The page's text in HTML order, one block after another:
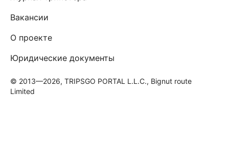
Вакансии
О проекте
Юридические документы
© 2013—2026, TRIPSGO PORTAL L.L.C., Bignut route
Limited